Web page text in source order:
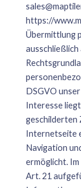
https://
Übermittlung
ausschließlich
DSGVO
Interesse
geschilderten
Internetseite
Navigation
ermöglicht.
Art. 21